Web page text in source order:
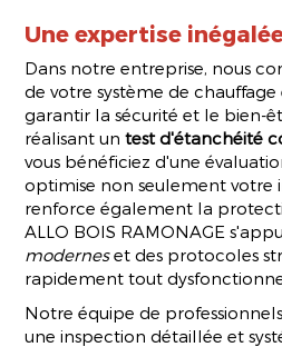
Une expertise
Dans notre entreprise, nous
de votre système de
garantir la sécurité et le bien-
réalisant untest d'étanchéité
vous bénéficiez d'une
optimise non seulement votre
renforce également la
ALLO BOIS RAMONAGE
moderneset des protocoles
rapidement tout
Notre équipe de
une inspection détaillée et